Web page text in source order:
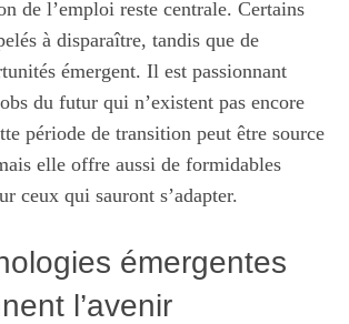
de l’emploi reste centrale. Certains
à disparaître, tandis que de
émergent. Il est passionnant
du futur qui n’existent pas encore
période de transition peut être source
elle offre aussi de formidables
ceux qui sauront s’adapter.
émergentes
l’avenir